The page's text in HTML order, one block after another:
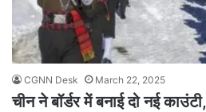
CGNN Desk March 22, 2025
चीन ने बॉर्डर में बनाई दो नई